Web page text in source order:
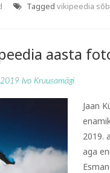
Tagged vikipeedia
aasta
Ivo Kruusamägi
Jaan
2019.
aga